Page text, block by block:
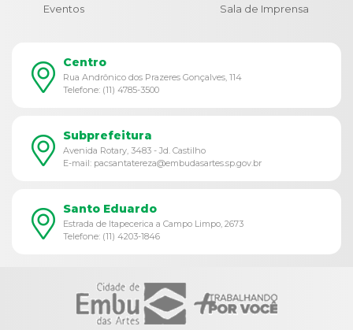
Eventos
Sala de Imprensa
Centro
Rua Andrônico dos Prazeres Gonçalves, 114
Telefone: (11) 4785-3500
Subprefeitura
Avenida Rotary, 3483 - Jd. Castilho
E-mail: pacsantatereza@embudasartes.sp.gov.br
Santo Eduardo
Estrada de Itapecerica a Campo Limpo, 2673
Telefone: (11) 4203-1846